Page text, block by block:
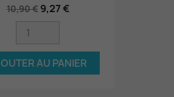
10,90 € 9,27 €
AU PANIER